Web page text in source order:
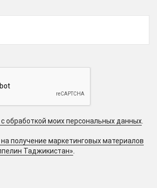
обработкой моих персональных данных.
получение маркетинговых материалов
Таджикистан».